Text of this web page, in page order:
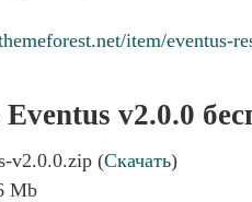
item/eventus-
v2.0.0
v2.0.0.zip (Скачать)
Mb